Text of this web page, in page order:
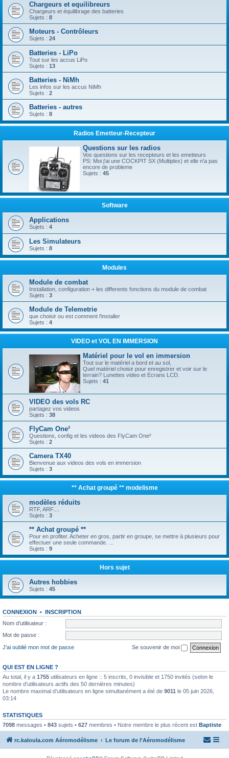
Chargeurs et equilibreurs
Chargeurs et équilibrage des batteries
Sujets : 8
Moteurs - Contrôleurs
Sujets : 24
Batteries - LiPo
Tout sur les accus LiPo
Sujets : 13
Batteries - NiMh
Les infos sur les accus NiMh
Sujets : 2
Batteries - autres
Sujets : 8
Radios Emetteur-Recepteur
Questions sur les radios
Vos questions sur les recepteurs et les emetteurs
PS: Moi j'ai une COCKPIT SX (Multiplex) et elle n'a pas
encore de probleme
Sujets : 45
Software
Applications
Sujets : 4
Les Simulateurs
Sujets : 8
Modules
Module de combat
Installation, configuration + les differents fonctions du module de combat
Sujets : 3
Module de Telemetrie
que choisir ou est comment l'installer
Sujets : 4
VIDEO et VOL EN IMMERSION
Matériel pour le vol en immersion
Tout sur le matériel a bord et au sol,
Quel matériel choisir pour enregistrer et voir sur le
terrain? Lunettes video et Ecrans LCD.
Sujets : 41
VIDEO des vols RC
partagez vos videos
Sujets : 38
FlyCam One²
Questions, config et les videos des FlyCam One²
Sujets : 2
Camera TX40
Bienvenue aux videos des vols en immersion
Sujets : 3
** Achat groupé ** modelisme
modèles réduits
RTF, ARF....
Sujets : 3
** Achat groupé **
Pour en profiter. Acheter en gros, partir en groupe, se mettre à plusieurs pour
effectuer une seule commande. ...
Sujets : 9
Hors sujet
Autres hobbies
Sujets : 45
CONNEXION • INSCRIPTION
Nom d’utilisateur :
Mot de passe :
J’ai oublié mon mot de passe
Se souvenir de moi
QUI EST EN LIGNE ?
Au total, il y a 1755 utilisateurs en ligne :: 5 inscrits, 0 invisible et 1750 invités (selon le
nombre d’utilisateurs actifs des 50 dernières minutes)
Le nombre maximal d’utilisateurs en ligne simultanément a été de 9011 le 05 juin 2026,
03:14
STATISTIQUES
7098 messages • 843 sujets • 627 membres • Notre membre le plus récent est Baptiste
rc.kaloula.com Aéromodélisme Le forum de l'Aéromodélisme